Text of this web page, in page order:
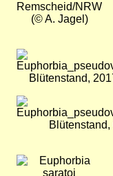
Remscheid/NRW
(© A. Jagel)
Bild
Blütenstand,
Bild
Bild